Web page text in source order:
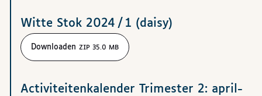
Witte Stok 2024 / 1 (daisy)
Downloaden ZIP 35.0 MB
Activiteitenkalender Trimester 2: april-